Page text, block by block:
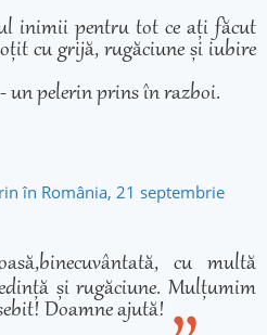
inimii pentru tot ce ați făcut
cu grijă, rugăciune și iubire
un pelerin prins în razboi.
în România, 21 septembrie
cu multă
și rugăciune. Mulțumim
Doamne ajută!